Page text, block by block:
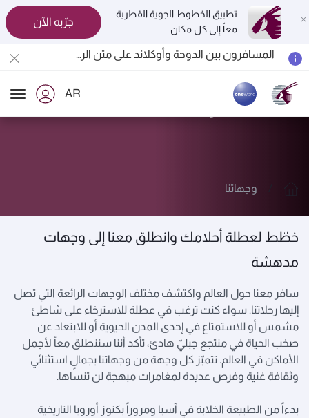
تطبيق الخطوط الجوية القطرية
معاً إلى كل مكان
جرّبه الآن
المسافرون بين الدوحة وأوكلاند على متن الرحلات الجوية رقم QR914 ورقم QR915
18 يونيو 2026: تحديثات خاصة باصطحاب الشواحن المحمولة أثناء السفر
الخطوط الجوية القطرية تعزز شبكة وجهاتها العالمية لتشمل ما يزيد عن 160 وجهة
AR
استكشف وجهاتنا
وجهاتنا
خطّط لعطلة أحلامك وانطلق معنا إلى وجهات
مدهشة
سافر معنا حول العالم واكتشف مختلف الوجهات الرائعة التي تصل
إليها رحلاتنا. سواء كنت ترغب في عطلة للاسترخاء على شاطئ
مشمس أو للاستمتاع في إحدى المدن الحيوية أو للابتعاد عن
صخب الحياة في منتجع جبليّ هادئ، تأكد أننا سننطلق معاً لأجمل
الأماكن في العالم. تتميّز كل وجهة من وجهاتنا بجمالٍ استثنائي
وثقافة غنية وفرص عديدة لمغامرات مبهجة لن تنساها.
بدءاً من الطبيعة الخلابة في آسيا ومروراً بكنوز أوروبا التاريخية